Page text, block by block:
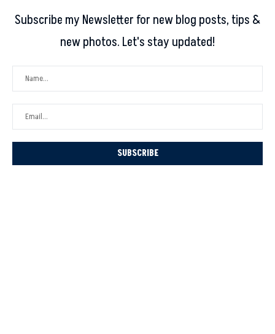
Subscribe my Newsletter for new blog posts, tips &
new photos. Let's stay updated!